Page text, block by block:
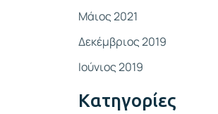
Μάιος 2021
Δεκέμβριος 2019
Ιούνιος 2019
Kατηγορίες